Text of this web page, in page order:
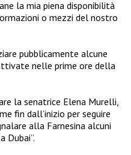
la mia piena disponibilità
o mezzi del nostro
pubblicamente alcune
nelle prime ore della
la senatrice Elena Murelli,
fin dall’inizio per seguire
alla Farnesina alcuni
Dubai”.